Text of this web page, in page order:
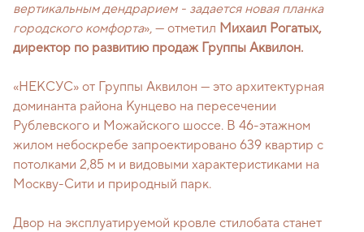
вертикальным дендрарием - задается новая планка
городского комфорта», — отметил Михаил Рогатых,
директор по развитию продаж Группы Аквилон.
«НЕКСУС» от Группы Аквилон — это архитектурная
доминанта района Кунцево на пересечении
Рублевского и Можайского шоссе. В 46-этажном
жилом небоскребе запроектировано 639 квартир с
потолками 2,85 м и видовыми характеристиками на
Москву-Сити и природный парк.
Двор на эксплуатируемой кровле стилобата станет